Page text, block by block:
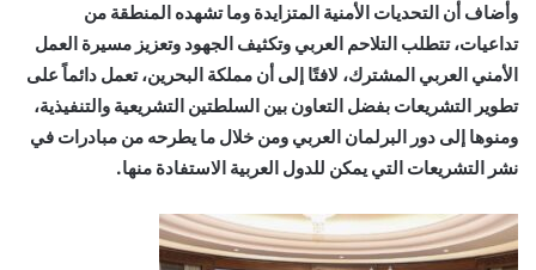
وأضاف أن التحديات الأمنية المتزايدة وما تشهده المنطقة من
تداعيات، تتطلب التلاحم العربي وتكثيف الجهود وتعزيز مسيرة العمل
الأمني العربي المشترك، لافتًا إلى أن مملكة البحرين، تعمل دائماً على
تطوير التشريعات بفضل التعاون بين السلطتين التشريعية والتنفيذية،
ومنوها إلى دور البرلمان العربي ومن خلال ما يطرحه من مبادرات في
نشر التشريعات التي يمكن للدول العربية الاستفادة منها.